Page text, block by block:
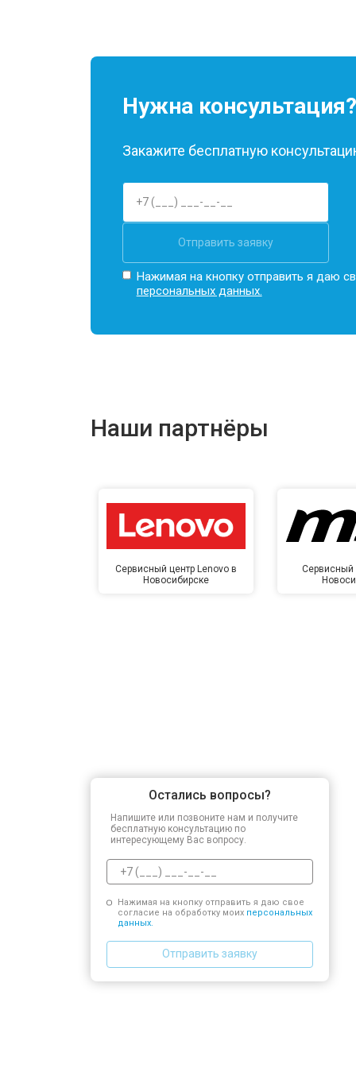
Нужна консультация?
Закажите бесплатную
Отправить заявку
Нажимая на кнопку отправить я даю
персональных данных.
Наши партнёры
Сервисный центр Lenovo в
Новосибирске
Сервисный
Остались вопросы?
Напишите или позвоните нам и получите
бесплатную консультацию по
интересующему Вас вопросу.
Нажимая на кнопку отправить я даю свое
согласие на обработку моих персональных
данных.
Отправить заявку